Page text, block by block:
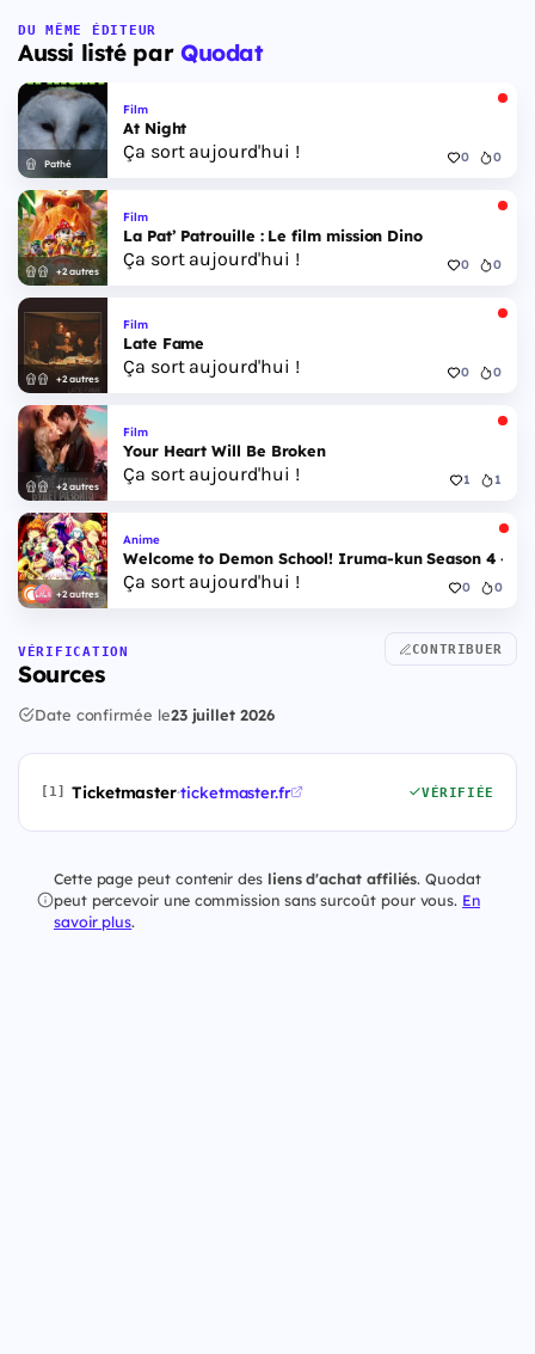
DU MÊME ÉDITEUR
Aussi listé par Quodat
Pathé
Film
At Night
Ça sort aujourd'hui ! 0 0
+2 autres
Film
La Pat’ Patrouille : Le film mission Dino
Ça sort aujourd'hui ! 0 0
+2 autres
Film
Late Fame
Ça sort aujourd'hui ! 0 0
+2 autres
Film
Your Heart Will Be Broken
Ça sort aujourd'hui ! 1 1
+2 autres
Anime
Welcome to Demon School! Iruma-kun Season 4 -
Ça sort aujourd'hui ! 0 0
VÉRIFICATION
Sources
CONTRIBUER
Date confirmée le23 juillet 2026
[1] Ticketmaster·ticketmaster.fr VÉRIFIÉE
Cette page peut contenir des liens d'achat affiliés. Quodat
peut percevoir une commission sans surcoût pour vous. En
savoir plus.